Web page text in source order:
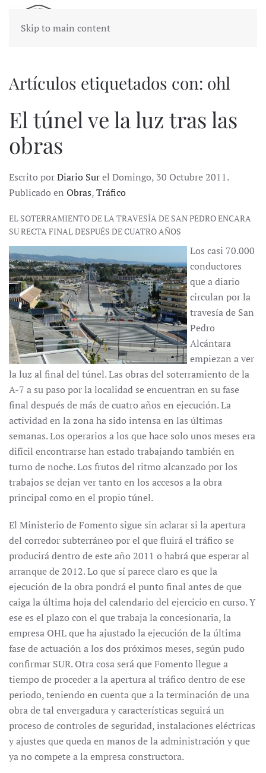
Skip to main content
Artículos etiquetados con: ohl
El túnel ve la luz tras las
obras
Escrito porDiario Surel Domingo, 30 Octubre 2011.
Publicado en Obras,Tráfico
EL SOTERRAMIENTO DE LA TRAVESÍA DE SAN PEDRO ENCARA
SU RECTA FINAL DESPUÉS DE CUATRO AÑOS
Los casi 70.000
conductores
que a diario
circulan por la
travesía de San
Pedro
Alcántara
empiezan a ver
la luz al final del túnel. Las obras del soterramiento de la
A-7 a su paso por la localidad se encuentran en su fase
final después de más de cuatro años en ejecución. La
actividad en la zona ha sido intensa en las últimas
semanas. Los operarios a los que hace solo unos meses era
difícil encontrarse han estado trabajando también en
turno de noche. Los frutos del ritmo alcanzado por los
trabajos se dejan ver tanto en los accesos a la obra
principal como en el propio túnel.
El Ministerio de Fomento sigue sin aclarar si la apertura
del corredor subterráneo por el que fluirá el tráfico se
producirá dentro de este año 2011 o habrá que esperar al
arranque de 2012. Lo que sí parece claro es que la
ejecución de la obra pondrá el punto final antes de que
caiga la última hoja del calendario del ejercicio en curso. Y
ese es el plazo con el que trabaja la concesionaria, la
empresa OHL que ha ajustado la ejecución de la última
fase de actuación a los dos próximos meses, según pudo
confirmar SUR. Otra cosa será que Fomento llegue a
tiempo de proceder a la apertura al tráfico dentro de ese
periodo, teniendo en cuenta que a la terminación de una
obra de tal envergadura y características seguirá un
proceso de controles de seguridad, instalaciones eléctricas
y ajustes que queda en manos de la administración y que
ya no compete a la empresa constructora.